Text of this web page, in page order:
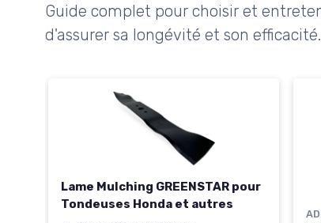
Guide complet pour choisir et
d'assurer sa longévité et son efficacité.
Lame Mulching GREENSTAR pour
Tondeuses Honda et autres